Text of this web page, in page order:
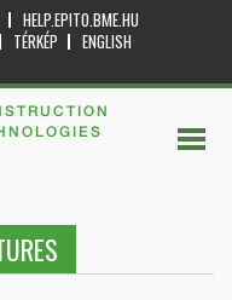
HELP.EPITO.BME.HU
TÉRKÉP
ENGLISH